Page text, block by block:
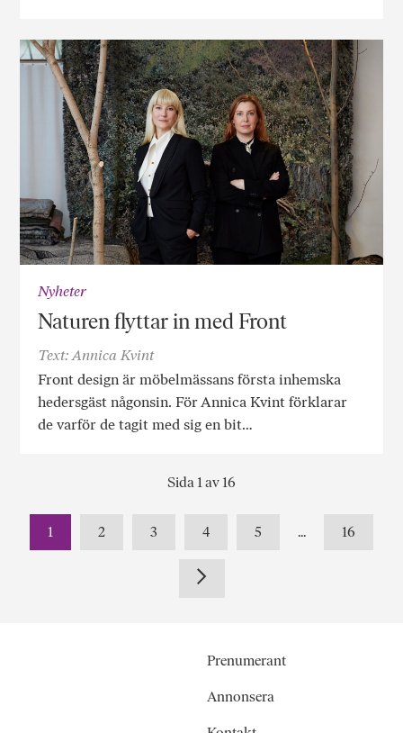
Nyheter
Naturen flyttar in med Front
Text: Annica Kvint
Front design är möbelmässans första inhemska
hedersgäst någonsin. För Annica Kvint förklarar
de varför de tagit med sig en bit…
Sida 1 av 16
1 2 3 4 5 ... 16
Prenumerant
Annonsera